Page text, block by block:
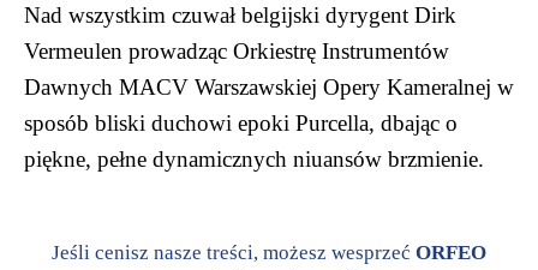
Nad wszystkim czuwał belgijski dyrygent Dirk
Vermeulen prowadząc Orkiestrę Instrumentów
Dawnych MACV Warszawskiej Opery Kameralnej w
sposób bliski duchowi epoki Purcella, dbając o
piękne, pełne dynamicznych niuansów brzmienie.
Jeśli cenisz nasze treści, możesz wesprzeć ORFEO